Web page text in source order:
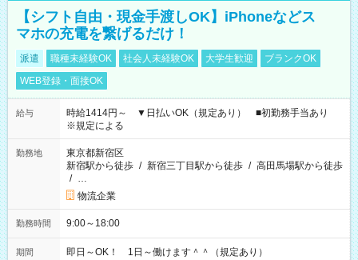
【シフト自由・現金手渡しOK】iPhoneなどス
マホの充電を繋げるだけ！
派遣 職種未経験OK 社会人未経験OK 大学生歓迎
ブランクOK
WEB登録・面接OK
給与
時給1414円～ ▼日払いOK（規定あり） ■初勤務手当あり
※規定による
勤務地
東京都新宿区
新宿駅から徒歩 / 新宿三丁目駅から徒歩 / 高田馬場駅から徒歩
/ …
物流企業
勤務時間 9:00～18:00
期間 即日～OK！ 1日～働けます＾＾（規定あり）